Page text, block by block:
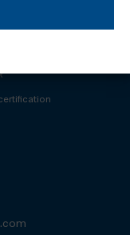
certification